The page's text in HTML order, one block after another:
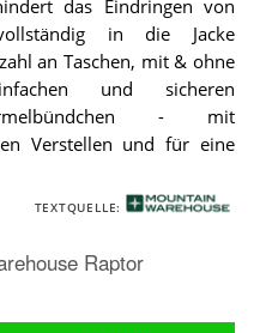
Mountain
Warehouse
Raptor
Schneejacke.
das Eindringen von
in die Jacke
an Taschen, mit & ohne
und sicheren
- mit
Verstellen und für eine
TEXTQUELLE:
Raptor